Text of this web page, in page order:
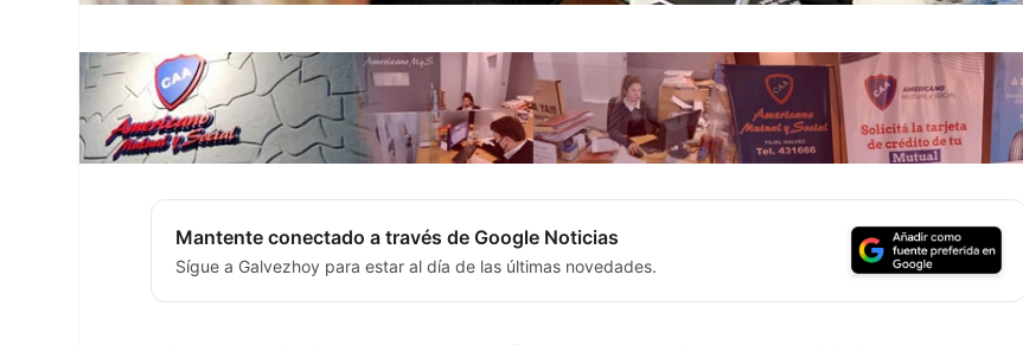
Mantente conectado a través de Google Noticias
Sígue a Galvezhoy para estar al día de las últimas novedades.